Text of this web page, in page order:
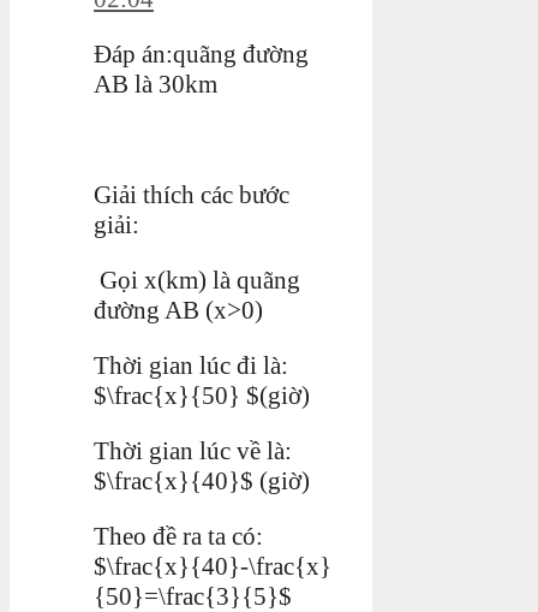
Đáp án:quãng đường
AB là 30km
Giải thích các bước
giải:
Gọi x(km) là quãng
đường AB (x>0)
Thời gian lúc đi là:
$\frac{x}{50} $(giờ)
Thời gian lúc về là:
$\frac{x}{40}$ (giờ)
Theo đề ra ta có:
$\frac{x}{40}-\frac{x}
{50}=\frac{3}{5}$